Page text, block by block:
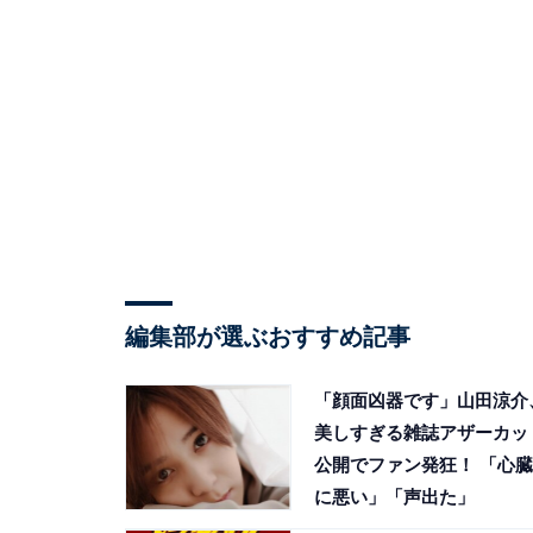
編集部が選ぶおすすめ記事
「顔面凶器です」山田涼介
美しすぎる雑誌アザーカッ
公開でファン発狂！ 「心臓
に悪い」「声出た」